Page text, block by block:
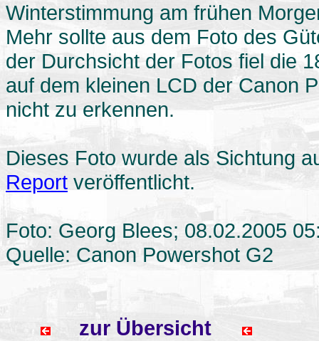
Winterstimmung am frühen
Mehr sollte aus dem Foto des
der Durchsicht der Fotos fiel die
auf dem kleinen LCD der Canon
nicht zu erkennen.
Dieses Foto wurde als Sichtung
Report veröffentlicht.
Foto: Georg Blees; 08.02.2005
Quelle: Canon Powershot G2
zur Übersicht